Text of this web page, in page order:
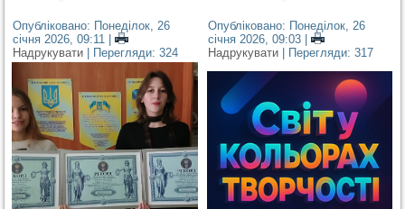
Опубліковано: Понеділок, 26
січня 2026, 09:11 |
Надрукувати | Перегляди: 324
Опубліковано: Понеділок, 26
січня 2026, 09:03|
Надрукувати | Перегляди: 317